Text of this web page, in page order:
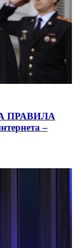
ПРАВИЛА
–